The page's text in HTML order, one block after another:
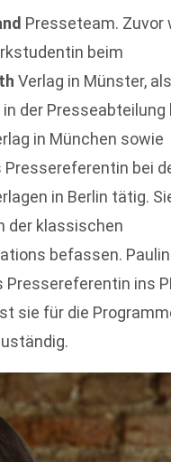
Presseteam. Zuvor
beim
Verlag in Münster, als
der Presseabteilung
in München sowie
bei
in Berlin tätig.
der klassischen
befassen.
Pressereferentin ins
sie für die